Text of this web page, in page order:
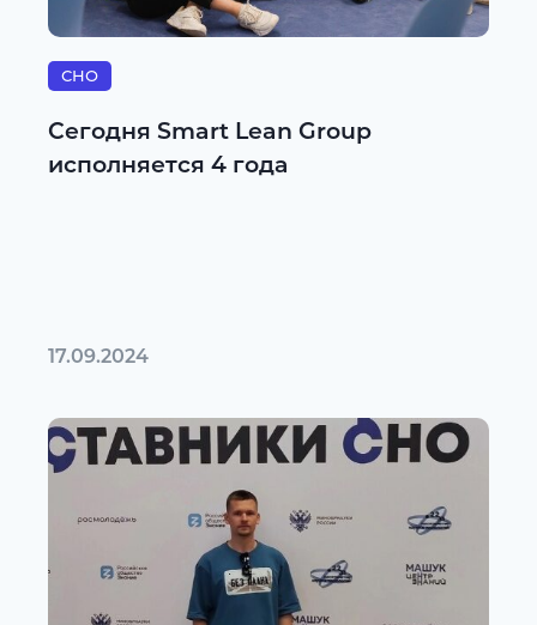
СНО
Сегодня Smart Lean Group
исполняется 4 года
17.09.2024